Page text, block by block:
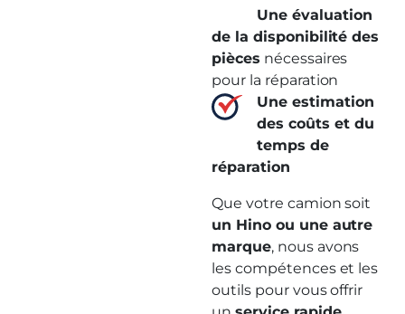
Une évaluation
de la disponibilité des
pièces nécessaires
pour la réparation
Une estimation
des coûts et du
temps de
réparation
Que votre camion soit
un Hino ou une autre
marque, nous avons
les compétences et les
outils pour vous offrir